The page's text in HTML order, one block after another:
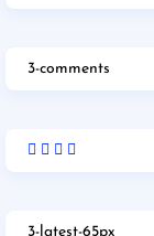
3-comments
3-latest-65px